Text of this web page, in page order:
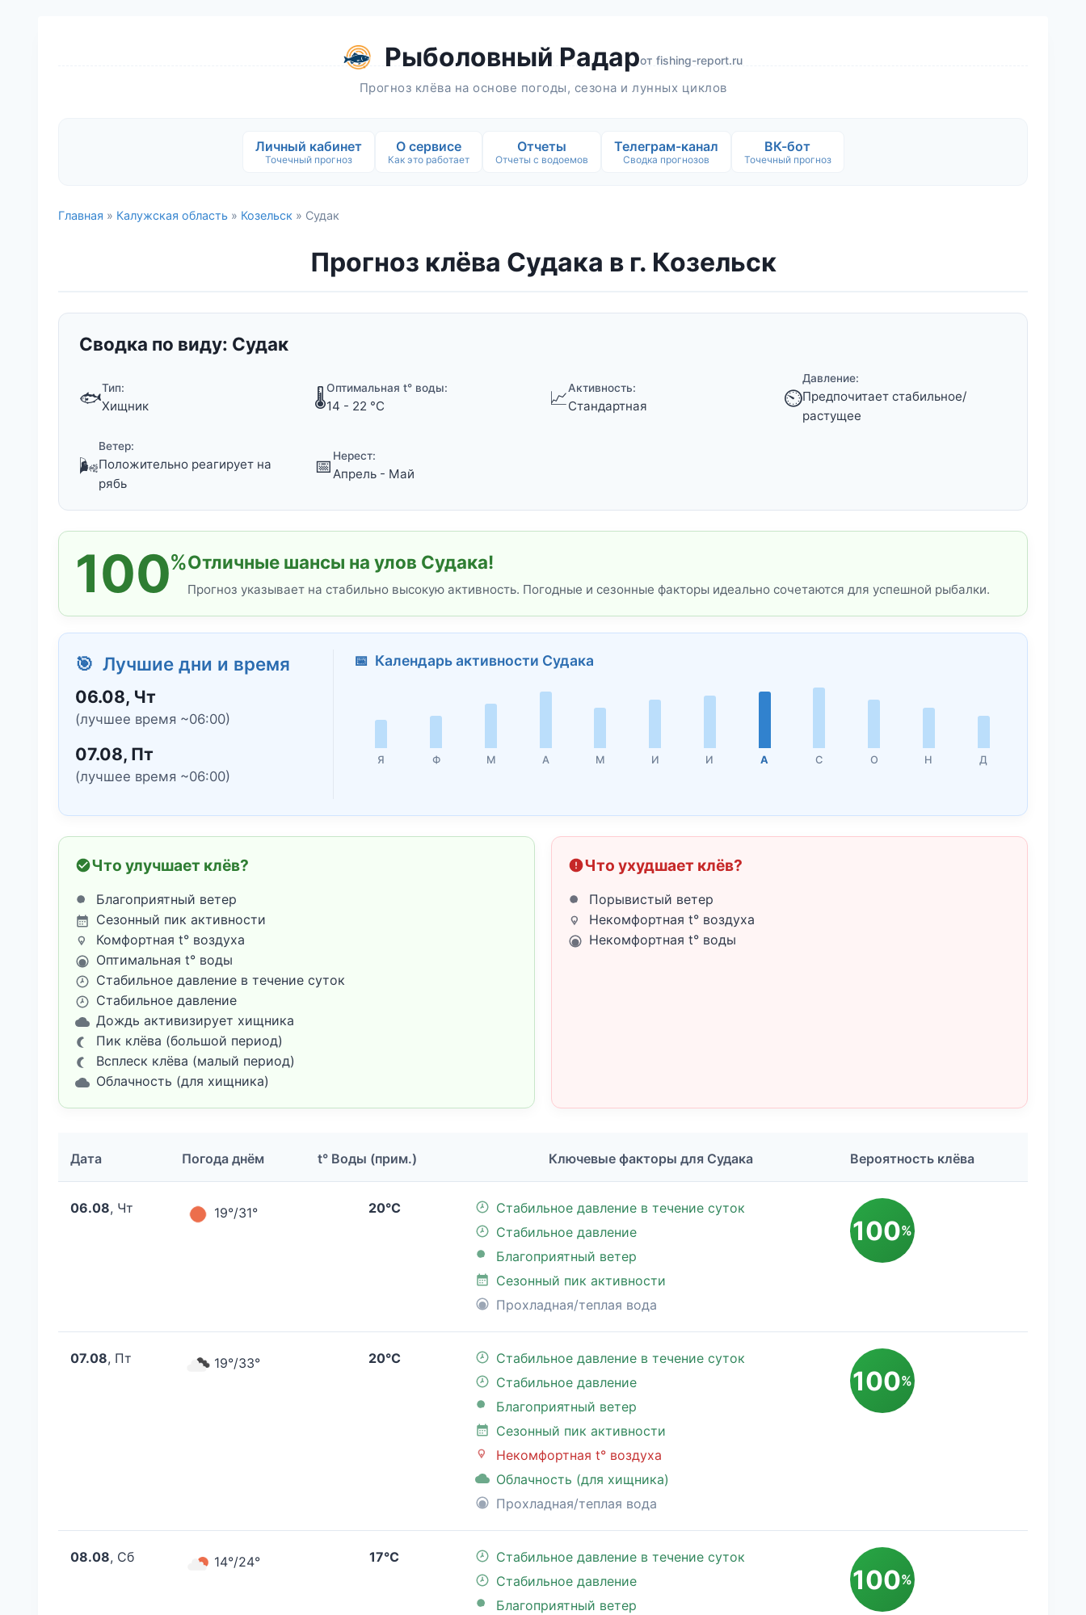
Рыболовный Радарот fishing-report.ru
Прогноз клёва на основе погоды, сезона и лунных циклов
Личный кабинет
Точечный прогноз
О сервисе
Как это работает
Отчеты
Отчеты с водоемов
Телеграм-канал
Сводка прогнозов
ВК-бот
Точечный прогноз
Главная » Калужская область » Козельск » Судак
Прогноз клёва Судака в г. Козельск
Сводка по виду: Судак
🐟Тип:
Хищник 🌡️Оптимальная t° воды:
14 - 22 °C 📈Активность:
Стандартная ⏲️
Давление:
Предпочитает стабильное/
растущее
🌬️
Ветер:
Положительно реагирует на
рябь
📅 Нерест:
Апрель - Май
100%Отличные шансы на улов Судака!
Прогноз указывает на стабильно высокую активность. Погодные и сезонные факторы идеально сочетаются для успешной рыбалки.
🎯 Лучшие дни и время
06.08, Чт
(лучшее время ~06:00)
07.08, Пт
(лучшее время ~06:00)
📅 Календарь активности Судака
Я Ф М А М И И А С О Н Д
Что улучшает клёв?
Благоприятный ветер
Сезонный пик активности
Комфортная t° воздуха
Оптимальная t° воды
Стабильное давление в течение суток
Стабильное давление
Дождь активизирует хищника
Пик клёва (большой период)
Всплеск клёва (малый период)
Облачность (для хищника)
Что ухудшает клёв?
Порывистый ветер
Некомфортная t° воздуха
Некомфортная t° воды
Дата Погода днём t° Воды (прим.) Ключевые факторы для Судака Вероятность клёва
06.08, Чт 19°/31° 20°C
Стабильное давление в течение суток
Стабильное давление
Благоприятный ветер
Сезонный пик активности
Прохладная/теплая вода
100%
07.08, Пт 19°/33° 20°C
Стабильное давление в течение суток
Стабильное давление
Благоприятный ветер
Сезонный пик активности
Некомфортная t° воздуха
Облачность (для хищника)
Прохладная/теплая вода
100%
08.08, Сб 14°/24° 17°C
Стабильное давление в течение суток
Стабильное давление
Благоприятный ветер
100%